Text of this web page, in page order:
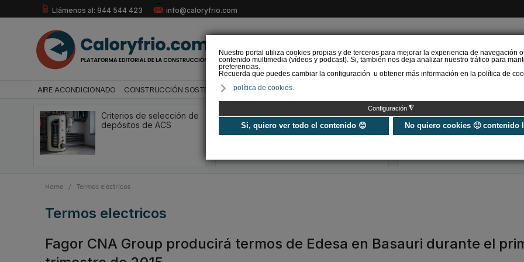
Nuestro portal utiliza cookies propias y de terceros para mejorar la experiencia de navegación
contenido multimedia (vídeos y podcast). Si, también nos deja analizar nuestro tráfico para
preferencias.
Recuerda que puedes cambiar la configuración u obtener más información en la política de
política de cookies.
Configuración ◮
Si, quiero ver todo el contenido 😊 No quiero cookies 🙁 contenido
Llámenos al: 944 544 423 info@caloryfrio.com
AIRE ACONDICIONADO CONSTRUCCIÓN SOSTENIBLE ENERGÍAS RENOVABLES
Criterios de selección de
depósitos de ACS
¿Aerotermia o caldera de
condensación?
Comparamos ambos
Hibridación de
de calor con
condensación
Home / Termos eléctricos
termos electricos
Fagor CNA Group producirá termos de Edesa en Basauri durante el